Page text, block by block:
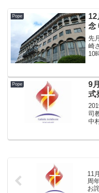
Pope
念
先
崎
10
れ
Pope
9
式
司
中
11
周
お